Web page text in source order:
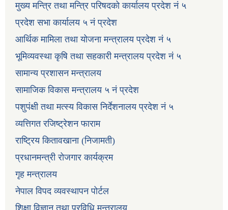
मुख्य मन्त्रि तथा मन्त्रि परिषदको कार्यालय प्रदेश नं ५
प्रदेश सभा कार्यालय ५ नं प्रदेश
आर्थिक मामिला तथा योजना मन्त्रालय प्रदेश नं ५
भूमिव्यवस्था कृषि तथा सहकारी मन्त्रालय प्रदेश नं ५
सामान्य प्रशासन मन्त्रालय
सामाजिक विकास मन्त्रालय ५ नं प्रदेश
पशुपंक्षी तथा मत्स्य विकास निर्देशनालय प्रदेश नं ५
व्यत्तिगत रजिष्ट्रेशन फाराम
राष्ट्रिय कितावखाना (निजामती)
प्रधानमन्त्री रोजगार कार्यक्रम
गृह मन्त्रालय
नेपाल विपद व्यवस्थापन पोर्टल